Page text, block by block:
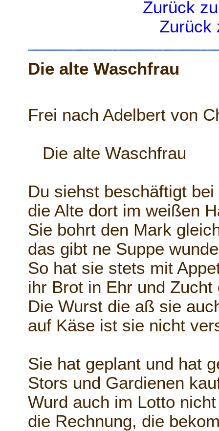
Zurück
Zurück
Die alte Waschfrau
Frei nach Adelbert von
Die alte Waschfrau
Du siehst beschäftigt
die Alte dort im weißen
Sie bohrt den Mark
das gibt ne Suppe
So hat sie stets mit
ihr Brot in Ehr und Zucht
Die Wurst die aß sie
auf Käse ist sie nicht
Sie hat geplant und hat
Stors und Gardienen
Wurd auch im Lotto
die Rechnung, die